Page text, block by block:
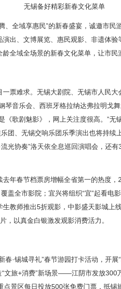
无锡备好精彩新春文化菜单
域享惠民”的新春盛宴，诚邀市民
出、文博展览、惠民观影、非遗体
全域全场景的新春文化菜单，让市民
难求。无锡大剧院、无锡市人民大
琴音乐会、西班牙格拉纳达弗拉明戈
《歌剧魅影》，网上关注度很高。”
团、无锡交响乐团乐季演出也将持续
光协奏”洛天依全息巡回演唱会，还
春节档票房增幅全省第一的热度，
盖全市影院；宜兴将组织“宜”起看电
教师推出5折观影，中影盛天影城上
，以真金白银激发观影消费活力。
锡城寻礼”春节游园打卡活动，开展
文旅+消费”新场景——江阴市发放
点景区每日投放500张免费门票，抵